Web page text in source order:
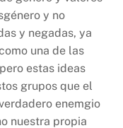
y no
y negadas, ya
una de las
estas ideas
grupos que el
enemgio
nuestra propia